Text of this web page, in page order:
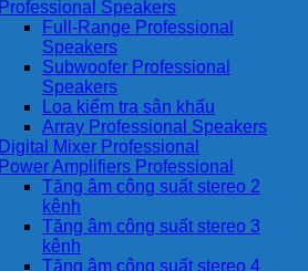
Professional Speakers
Full-Range Professional
Speakers
Subwoofer Professional
Speakers
Loa kiểm tra sân khấu
Array Professional Speakers
Digital Mixer Professional
Power Amplifiers Professional
Tăng âm công suất stereo 2
kênh
Tăng âm công suất stereo 3
kênh
Tăng âm công suất stereo 4